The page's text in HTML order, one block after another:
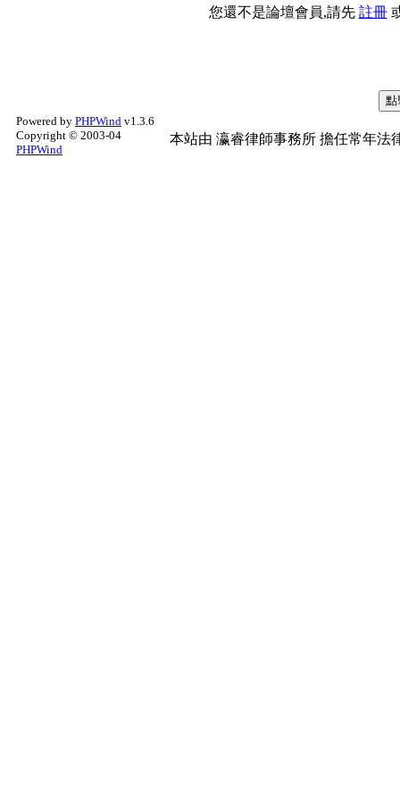
您還不是論壇會員,請先 註冊
Powered by PHPWind v1.3.6
Copyright © 2003-04
PHPWind
本站由 瀛睿律師事務所 擔任常年法